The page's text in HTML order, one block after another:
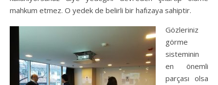
mahkum etmez. O yedek de belirli bir hafızaya sahiptir.
Gözleriniz
görme
sisteminin
en önemli
parçası olsa